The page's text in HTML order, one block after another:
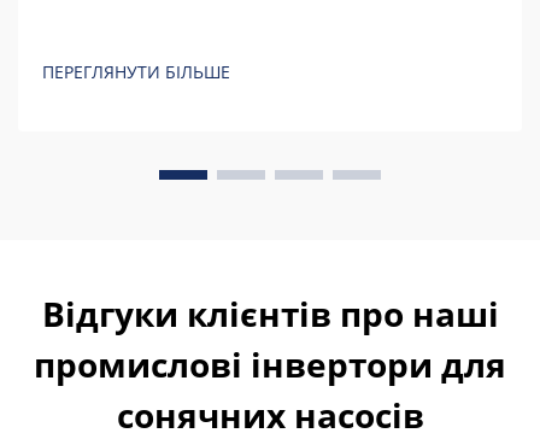
ПЕРЕГЛЯНУТИ БІЛЬШЕ
Відгуки клієнтів про наші
промислові інвертори для
сонячних насосів